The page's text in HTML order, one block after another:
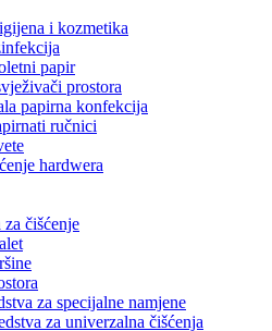
i kozmetika
papir
prostora
papirna konfekcija
ručnici
hardwera
za čišćenje
za specijalne namjene
za univerzalna čišćenja